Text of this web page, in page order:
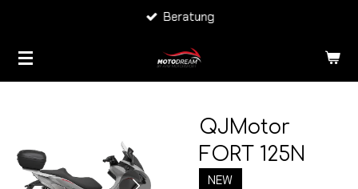
springen
Beratung
QJMotor
FORT 125N
NEW